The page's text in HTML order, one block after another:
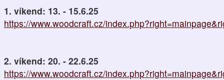
1. víkend: 13. - 15.6.25
https://www.woodcraft.cz/
2. víkend: 20. - 22.6.25
https://www.woodcraft.cz/